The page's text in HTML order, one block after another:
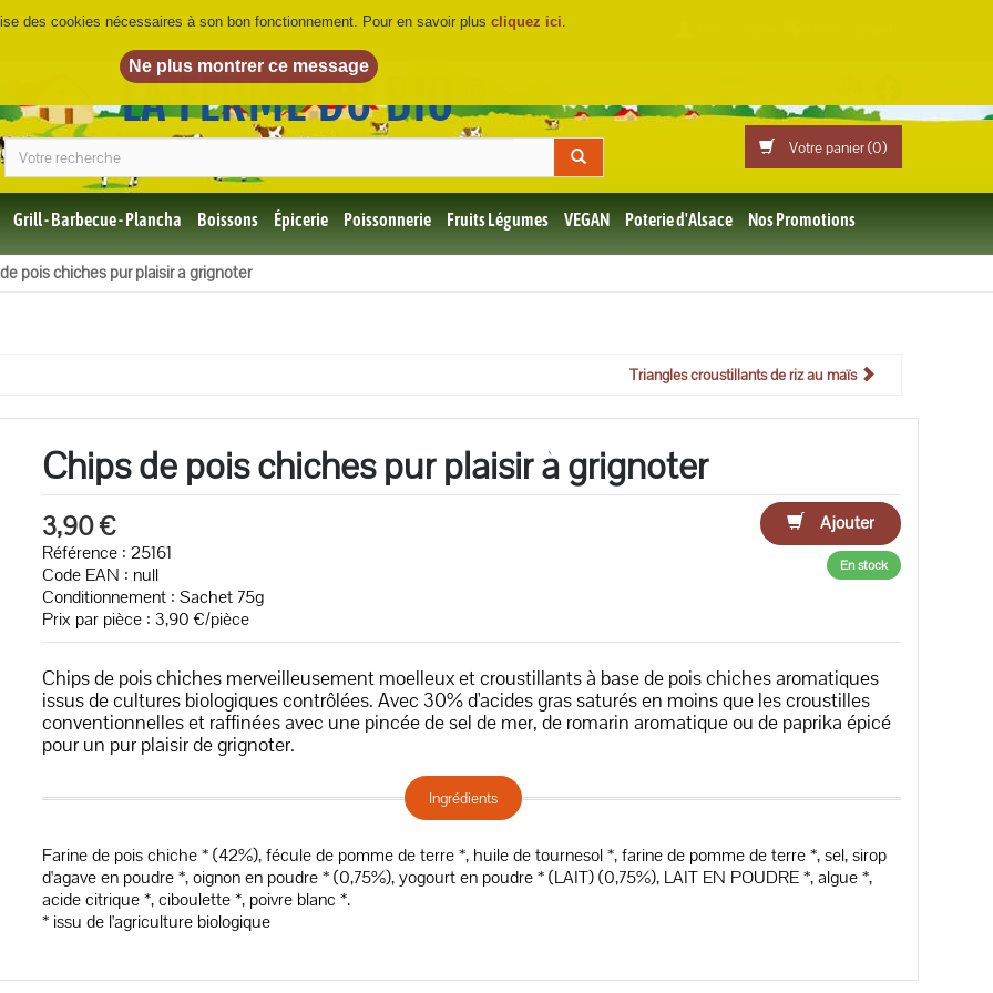
LA FERME DU BIO
Votre panier (0)
Grill - Barbecue - Plancha Boissons Épicerie Poissonnerie Fruits Légumes VEGAN Poterie d'Alsace Nos Promotions
pois chiches pur plaisir à grignoter
Triangles croustillants de riz au maïs
Chips de pois chiches pur plaisir à grignoter
3,90 €
Ajouter
Référence : 25161
Code EAN : null
Conditionnement : Sachet 75g
Prix par pièce : 3,90 €/pièce
En stock
Chips de pois chiches merveilleusement moelleux et croustillants à base de pois chiches aromatiques
issus de cultures biologiques contrôlées. Avec 30% d'acides gras saturés en moins que les croustilles
conventionnelles et raffinées avec une pincée de sel de mer, de romarin aromatique ou de paprika épicé
pour un pur plaisir de grignoter.
Ingrédients
Farine de pois chiche * (42%), fécule de pomme de terre *, huile de tournesol *, farine de pomme de terre *, sel, sirop
d'agave en poudre *, oignon en poudre * (0,75%), yogourt en poudre * (LAIT) (0,75%), LAIT EN POUDRE *, algue *,
acide citrique *, ciboulette *, poivre blanc *.
* issu de l'agriculture biologique
des cookies nécessaires à son bon fonctionnement. Pour en savoir plus cliquez ici.